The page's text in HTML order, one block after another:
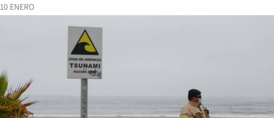
10 ENERO